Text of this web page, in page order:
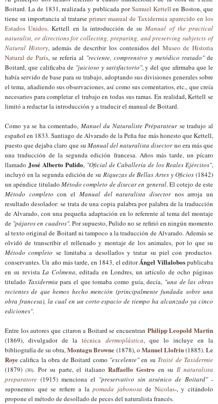
Boitard. La de 1831, realizada y publicada porSamuel Kettell en Boston, que
tiene su importancia al tratarse primer manual de Taxidermia aparecido en los
Estados Unidos. Kettell en la introducción de suManual of the practical
naturalist, or directions for collecting, preparing, and preserving subjetcts of
Natural History, además de describir los contenidos del Museo de Historia
Natural de París, se refería al "reciente, comprensivo y metódico tratado"de
Boitard, que calificaba de "juicioso y satisfactorio", y del que afirmaba que le
había servido de base parasu trabajo, adoptando sus divisiones generales sobre
el tema, añadiendo sus observaciones, así como sus comentarios, etc., que creía
necesarios para completar el trabajo en todas sus ramas. En realidad, Kettell se
limitó a redactar la introducción y a traducir el manual de Boitard.
Como ya se ha comentado, Manuel du Naturaliste Préparateurse tradujo al
español en 1833. Santiago de Alvarado de la Peña fue más honesto que Kettell,
puesto que dejaba claro que su Manual del naturalista disectorno era más que
una traducción de la segunda edición francesa. Años más tarde, un pícaro
llamado José Alberto Pulido, "Oficial de Caballería de los Reales Ejércitos",
incluyó en la segunda edición de su Riquezas de Bellas Artes y Oficios (1842)
un apéndice titulado Método completo de disecar en general. El cotejo de este
Método completo con el Manual del naturalista disectornos arroja un
resultado desolador: se trata de una copia palabra por palabra de la traducción
de Alvarado, con una pequeña adaptación en lo referente al tema del montaje
de "pájaros en cuadros". Por supuesto, Pulido no se refirió en ningún momento
al texto original de Boitard ni tampoco a la traducción de Alvarado. Ademásse
olvidó de transcribir el rellenado y montaje de los animales, por lo quesu
Método completo selimitaba a desollarlos y tratar su piel con productos
conservantes. Un año más tarde, en 1843, el editorÁngel Villalobospublicaba
en su revista La Colmena, editada en Londres, un artículo de ocho páginas
titulado Taxidermia para el que tomaba como guía, decía, "una de las obras
recientes de que hemos hecho mención (principalmente fundada sobre una
obra francesa), la cual en un corto espacio de tiempo ha alcanzado ya cinco
ediciones".
Entre los autores que citaron a Boitard se encuentran Philipp Leopold Martin
(1869), divulgador de latécnica dermoplástica, que lo incluye en la
bibliografía de su obra,Montagu Browne (1878), o Manuel Llofriu(1885).Le
Roye califica la obra de Boitard como "excelente"en su Traité de Taxidermie
(1879)(30). Por su parte, el italiano Raffaello Gestro en su Il naturalista
preparatore (1915) menciona el "preservativo sin arsénico de Boitard"-
suponemos que se refiere a lapomada jabonosa de Nicolas-, y citándolo
propone el método de desollado de peces del naturalista francés.